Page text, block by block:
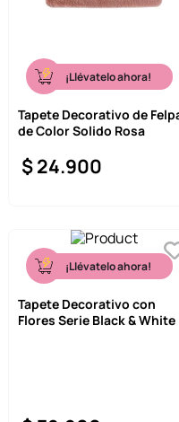
¡Llévatelo ahora!
Tapete Decorativo de
de Color Solido Rosa
$24.900
¡Llévatelo ahora!
Tapete Decorativo con
Flores Serie Black & White